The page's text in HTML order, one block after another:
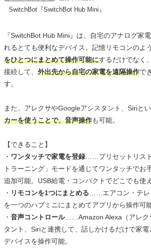
SwitchBot『SwitchBot Hub Mini』
『SwitchBot Hub Mini』は、自宅のアナログ家
れるとても便利なデバイス。記憶リモコンのよ
をひとつにまとめて操作可能にするだけでなく
接続して、 外出先から自宅の家電を遠隔操作で
す。
また、アレクサやGoogleアシスタント、Siriと
カーを使うことで、音声操作も可能。
【できること】
・ ワンタッチで家電を登録 ……プリセットリス
トラーニング」モードを通じてワンタッチでお
追加可能。USB給電・コンパクトでどこでも使え
・ リモコンを1つにまとめる ……エアコン・テ
を一つのハブミニにまとめてアプリから操作可能
・ 音声コントロール……Amazon Alexa（アレク
タント、Siriと連携して、話しかけるだけで家
デバイスを操作可能。